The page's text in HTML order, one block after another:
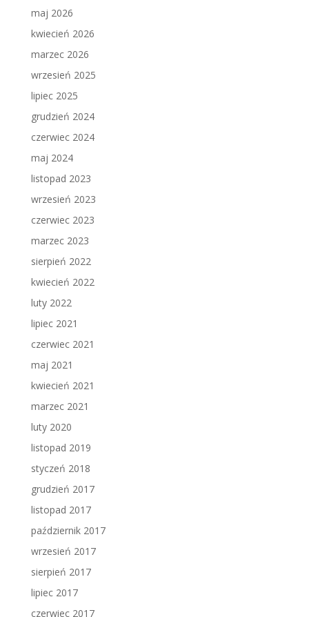
maj 2026
kwiecień 2026
marzec 2026
wrzesień 2025
lipiec 2025
grudzień 2024
czerwiec 2024
maj 2024
listopad 2023
wrzesień 2023
czerwiec 2023
marzec 2023
sierpień 2022
kwiecień 2022
luty 2022
lipiec 2021
czerwiec 2021
maj 2021
kwiecień 2021
marzec 2021
luty 2020
listopad 2019
styczeń 2018
grudzień 2017
listopad 2017
październik 2017
wrzesień 2017
sierpień 2017
lipiec 2017
czerwiec 2017